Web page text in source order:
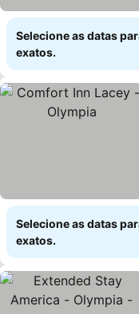
Selecione as datas
exatos.
Selecione as datas
exatos.